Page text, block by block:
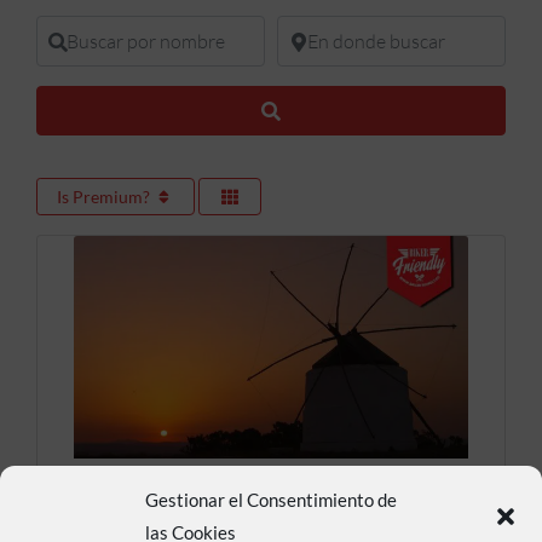
Gestionar el Consentimiento de
las Cookies
Buscar por nombre En donde buscar
Is Premium?
Molinos de Viento de